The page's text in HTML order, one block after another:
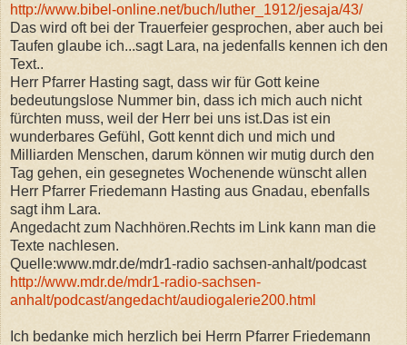
http://www.bibel-online.net/buch/luther_1912/jesaja/43/
Das wird oft bei der Trauerfeier gesprochen, aber auch bei
Taufen glaube ich...sagt Lara, na jedenfalls kennen ich den
Text..
Herr Pfarrer Hasting sagt, dass wir für Gott keine
bedeutungslose Nummer bin, dass ich mich auch nicht
fürchten muss, weil der Herr bei uns ist.Das ist ein
wunderbares Gefühl, Gott kennt dich und mich und
Milliarden Menschen, darum können wir mutig durch den
Tag gehen, ein gesegnetes Wochenende wünscht allen
Herr Pfarrer Friedemann Hasting aus Gnadau, ebenfalls
sagt ihm Lara.
Angedacht zum Nachhören.Rechts im Link kann man die
Texte nachlesen.
Quelle:www.mdr.de/mdr1-radio sachsen-anhalt/podcast
http://www.mdr.de/mdr1-radio-sachsen-
anhalt/podcast/angedacht/audiogalerie200.html
Ich bedanke mich herzlich bei Herrn Pfarrer Friedemann